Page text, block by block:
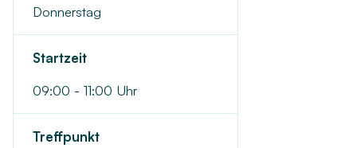
Donnerstag
Startzeit
09:00 - 11:00 Uhr
Treffpunkt